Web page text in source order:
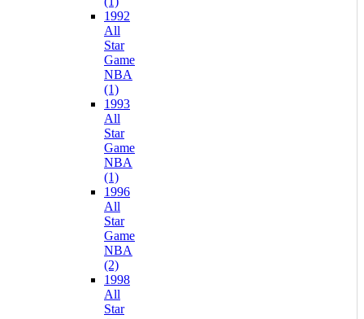
1992
All
Star
Game
NBA
(1)
1993
All
Star
Game
NBA
(1)
1996
All
Star
Game
NBA
(2)
1998
All
Star